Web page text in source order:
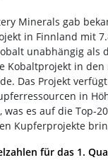
Minerals gab
in Finnland mit
unabhängig als
Kobaltprojekt in
Das Projekt
in
was es auf die Top-
Kupferprojekte
für das 1.